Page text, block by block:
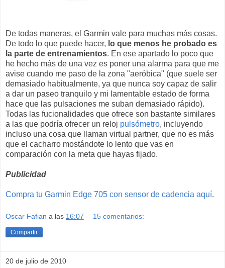
De todas maneras, el Garmin vale para muchas más cosas.
De todo lo que puede hacer, lo que menos he probado es
la parte de entrenamientos. En ese apartado lo poco que
he hecho más de una vez es poner una alarma para que me
avise cuando me paso de la zona "aeróbica" (que suele ser
demasiado habitualmente, ya que nunca soy capaz de salir
a dar un paseo tranquilo y mi lamentable estado de forma
hace que las pulsaciones me suban demasiado rápido).
Todas las fucionalidades que ofrece son bastante similares
a las que podría ofrecer un reloj pulsómetro, incluyendo
incluso una cosa que llaman virtual partner, que no es más
que el cacharro mostándote lo lento que vas en
comparación con la meta que hayas fijado.
Publicidad
Compra tu Garmin Edge 705 con sensor de cadencia aquí.
Oscar Fafian a las 16:07 15 comentarios:
Compartir
20 de julio de 2010